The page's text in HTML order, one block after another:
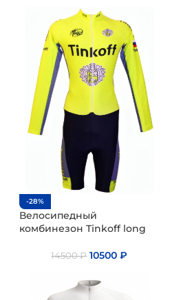
-28%
Велосипедный
комбинезон Tinkoff long
14500₽ 10500₽